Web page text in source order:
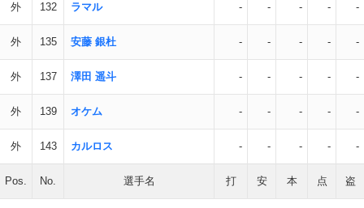
外 132 ラマル - - - - -
外 135 安藤 銀杜 - - - - -
外 137 澤田 遥斗 - - - - -
外 139 オケム - - - - -
外 143 カルロス - - - - -
Pos. No. 選手名 打 安 本 点 盗